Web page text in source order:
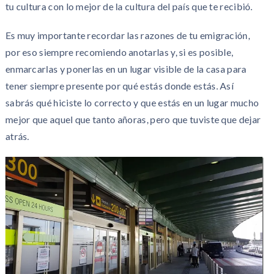
tu cultura con lo mejor de la cultura del país que te recibió.
Es muy importante recordar las razones de tu emigración,
por eso siempre recomiendo anotarlas y, si es posible,
enmarcarlas y ponerlas en un lugar visible de la casa para
tener siempre presente por qué estás donde estás. Así
sabrás qué hiciste lo correcto y que estás en un lugar mucho
mejor que aquel que tanto añoras, pero que tuviste que dejar
atrás.